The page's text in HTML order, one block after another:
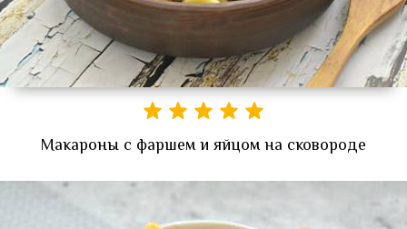
Макароны с фаршем и яйцом на сковороде